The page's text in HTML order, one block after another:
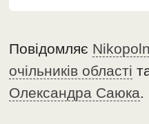
Повідомляє
очільників області
Олександра Саюка.